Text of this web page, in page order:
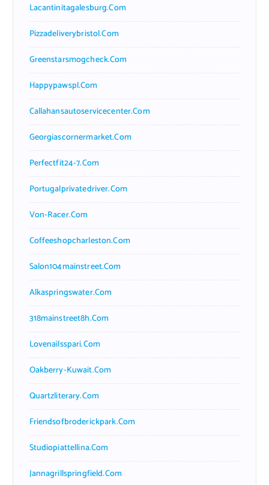
Lacantinitagalesburg.com
Pizzadeliverybristol.com
Greenstarsmogcheck.com
Happypawspl.com
Callahansautoservicecenter.com
Georgiascornermarket.com
Perfectfit24-7.com
Portugalprivatedriver.com
Von-Racer.com
Coffeeshopcharleston.com
Salon104mainstreet.com
Alkaspringswater.com
318mainstreet8h.com
Lovenailsspari.com
Oakberry-Kuwait.com
Quartzliterary.com
Friendsofbroderickpark.com
Studiopiattellina.com
Jannagrillspringfield.com